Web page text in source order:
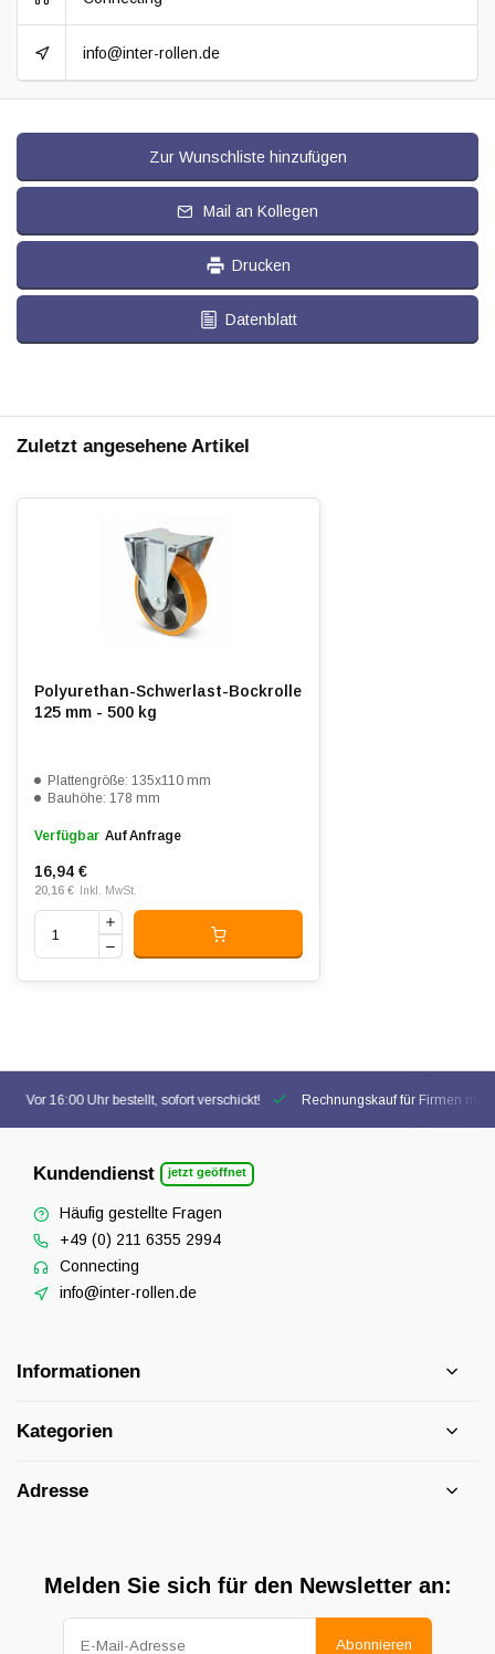
info@inter-rollen.de
Zur Wunschliste hinzufügen
Mail an Kollegen
Drucken
Datenblatt
Zuletzt angesehene Artikel
Polyurethan-Schwerlast-Bockrolle
125 mm - 500 kg
Plattengröße: 135x110 mm
Bauhöhe: 178 mm
Verfügbar Auf Anfrage
16,94 €
20,16 € Inkl. MwSt.
Vor 16:00 Uhr bestellt, sofort verschickt! Rechnungskauf für Firmen
Kundendienst jetzt geöffnet
Häufig gestellte Fragen
+49 (0) 211 6355 2994
Connecting
info@inter-rollen.de
Informationen
Kategorien
Adresse
Melden Sie sich für den Newsletter an:
Abonnieren